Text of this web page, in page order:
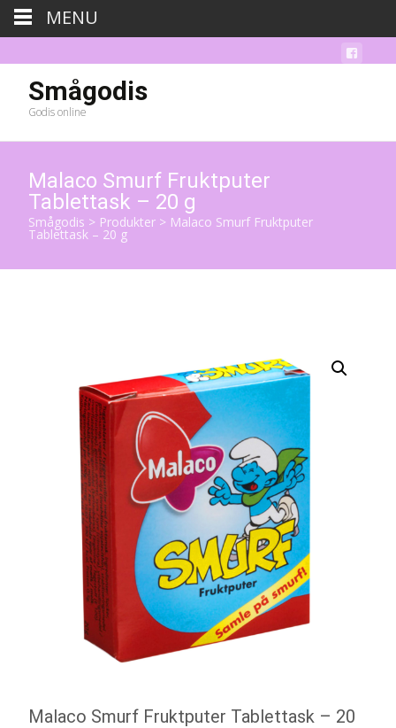
Smågodis
Godis online
Malaco Smurf Fruktputer
Tablettask – 20 g
Smågodis > Produkter > Malaco Smurf Fruktputer
Tablettask – 20 g
Malaco Smurf Fruktputer Tablettask – 20
MENU